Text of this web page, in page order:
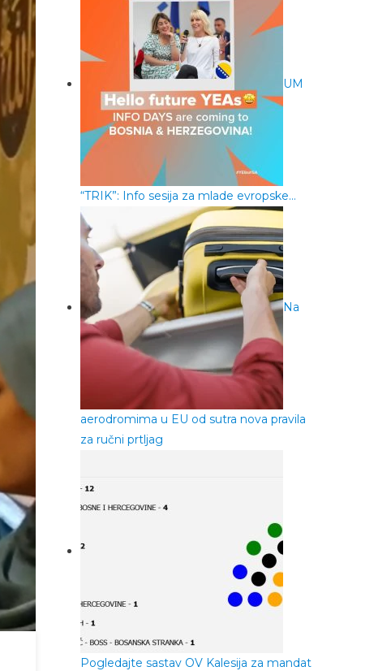
UM
“TRIK”: Info sesija za mlade evropske…
Na
aerodromima u EU od sutra nova pravila
za ručni prtljag
Pogledajte sastav OV Kalesija za mandat